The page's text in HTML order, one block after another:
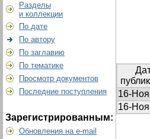
Разделы
и коллекции
По дате
По автору
По заглавию
По тематике
Просмотр документов
Последние поступления
Зарегистрированным:
Обновления на e-mail
16-
16-